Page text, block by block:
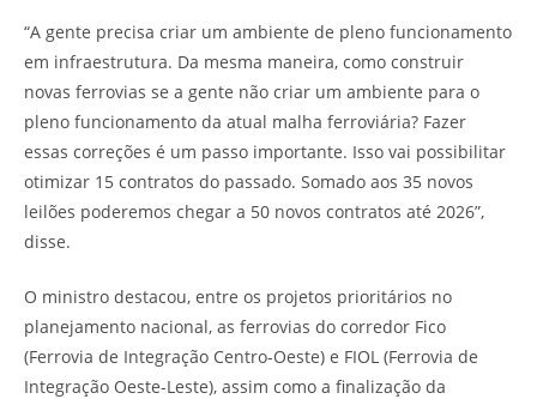
“A gente precisa criar um ambiente de pleno funcionamento
em infraestrutura. Da mesma maneira, como construir
novas ferrovias se a gente não criar um ambiente para o
pleno funcionamento da atual malha ferroviária? Fazer
essas correções é um passo importante. Isso vai possibilitar
otimizar 15 contratos do passado. Somado aos 35 novos
leilões poderemos chegar a 50 novos contratos até 2026”,
disse.
O ministro destacou, entre os projetos prioritários no
planejamento nacional, as ferrovias do corredor Fico
(Ferrovia de Integração Centro-Oeste) e FIOL (Ferrovia de
Integração Oeste-Leste), assim como a finalização da